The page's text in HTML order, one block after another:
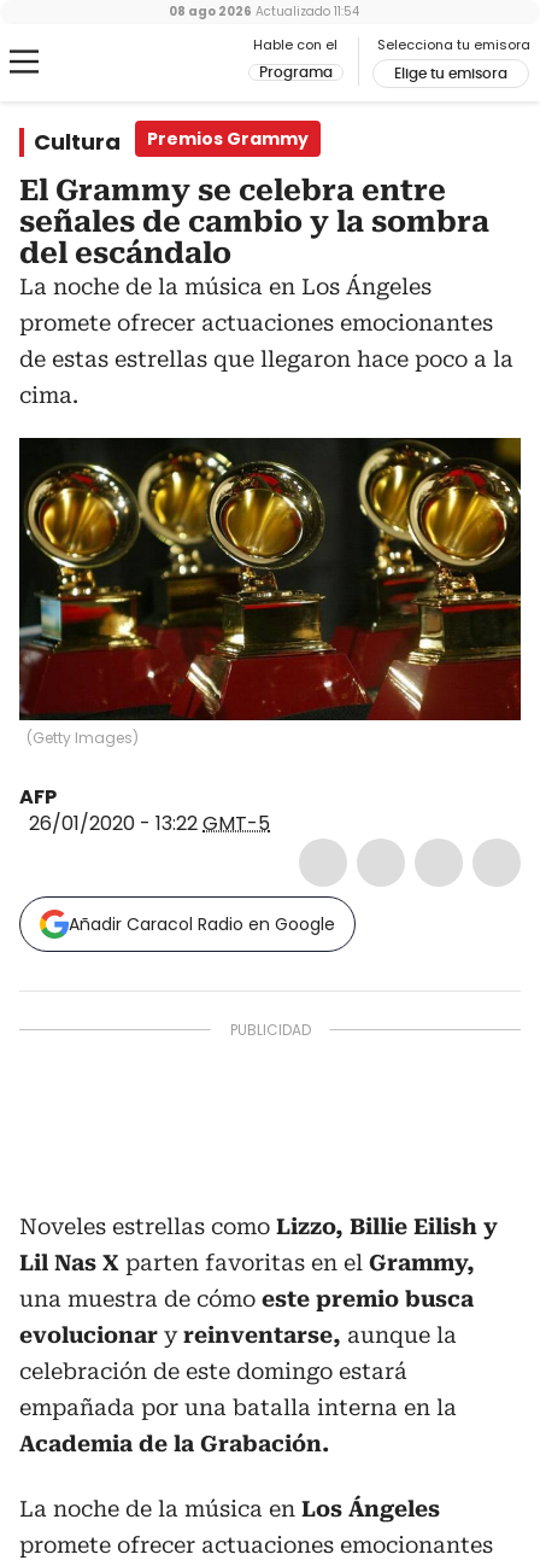
Hable con el
Programa
Selecciona tu emisora
Elige tu emisora
08 ago 2026 Actualizado 11:54
Cultura Premios Grammy
El Grammy se celebra entre
señales de cambio y la sombra
del escándalo
La noche de la música en Los Ángeles
promete ofrecer actuaciones emocionantes
de estas estrellas que llegaron hace poco a la
cima.
(Getty Images)
AFP
26/01/2020 - 13:22GMT-5
Añadir Caracol Radio en Google
Noveles estrellas como Lizzo, Billie Eilish y
Lil Nas X parten favoritas en el Grammy,
una muestra de cómo este premio busca
evolucionar yreinventarse, aunque la
celebración de este domingo estará
empañada por una batalla interna en la
Academia de la Grabación.
La noche de la música en Los Ángeles
promete ofrecer actuaciones emocionantes